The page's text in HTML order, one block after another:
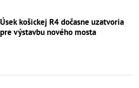
Úsek košickej R4 dočasne uzatvoria
pre výstavbu nového mosta